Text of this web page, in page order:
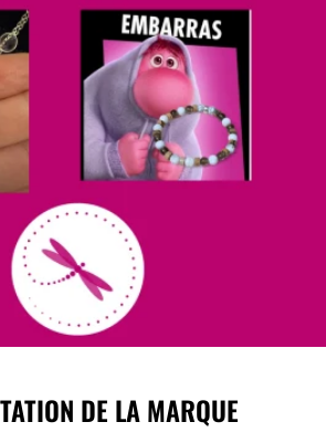
DE LA MARQUE